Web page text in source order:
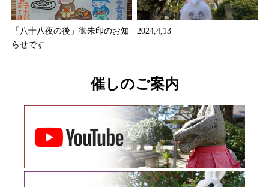
「八十八夜の後」御朱印のお知
らせです
2024,4,13
催しのご案内